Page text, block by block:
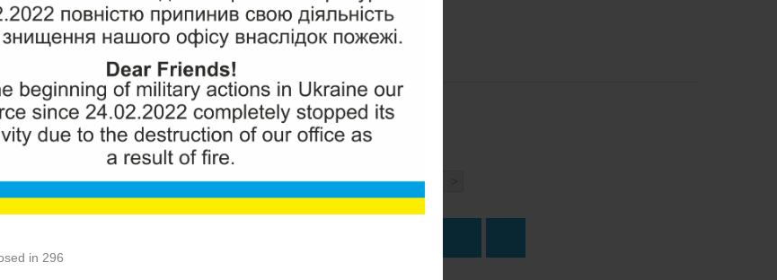
in 296
Увеличить
Наличие:2-3 Дня
420грн.
Количество <